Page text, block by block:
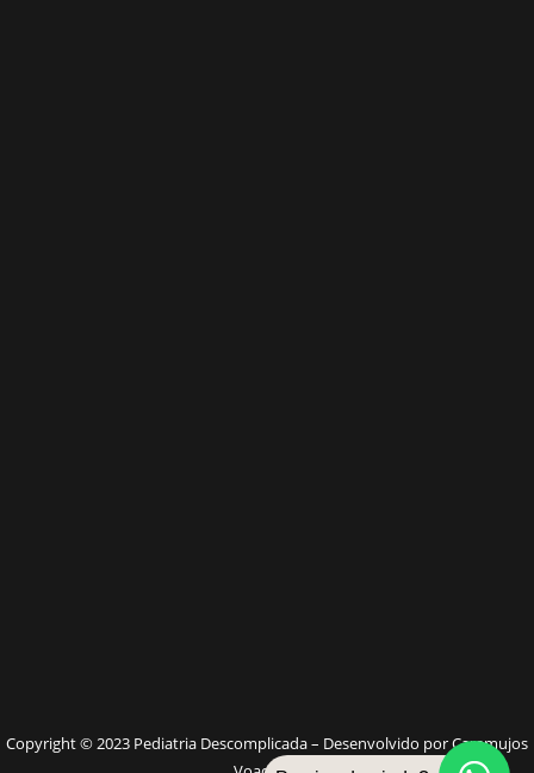
Copyright © 2023 Pediatria Descomplicada – Desenvolvido por Caramujos
W